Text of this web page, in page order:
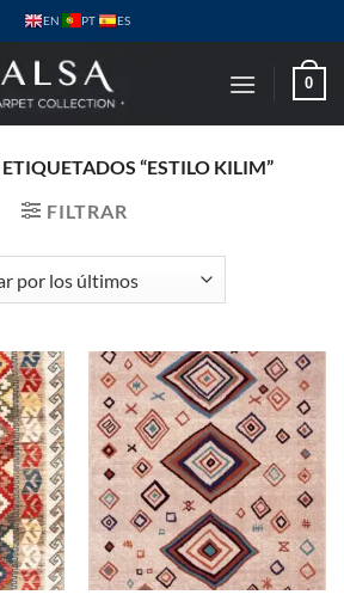
EN PT ES
0
“ESTILO KILIM”
FILTRAR